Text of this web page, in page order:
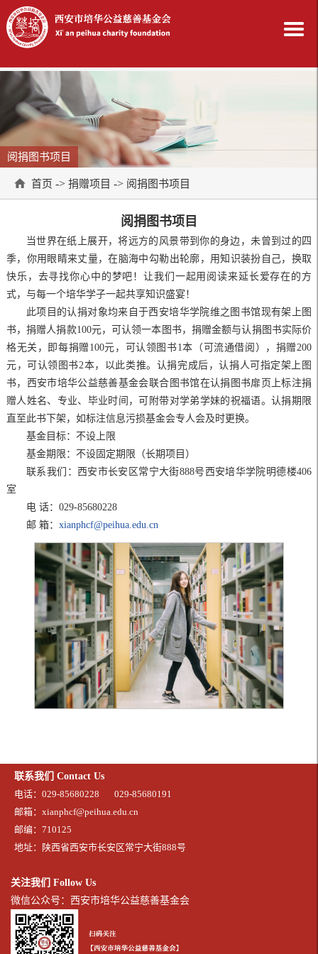
阅捐图书项目
首页 -> 捐赠项目 -> 阅捐图书项目
阅捐图书项目
当世界在纸上展开，将远方的风景带到你的身边，未曾到过的四
季，你用眼睛来丈量，在脑海中勾勒出轮廓，用知识装扮自己，换取
快乐，去寻找你心中的梦吧！让我们一起用阅读来延长爱存在的方
式，与每一个培华学子一起共享知识盛宴！
此项目的认捐对象均来自于西安培华学院维之图书馆现有架上图
书，捐赠人捐款100元，可认领一本图书，捐赠金额与认捐图书实际价
格无关，即每捐赠100元，可认领图书1本（可流通借阅），捐赠200
元，可认领图书2本，以此类推。认捐完成后，认捐人可指定架上图
书，西安市培华公益慈善基金会联合图书馆在认捐图书扉页上标注捐
赠人姓名、专业、毕业时间，可附带对学弟学妹的祝福语。认捐期限
直至此书下架，如标注信息污损基金会专人会及时更换。
基金目标：不设上限
基金期限：不设固定期限（长期项目）
联系我们：西安市长安区常宁大街888号西安培华学院明德楼406
室
电 话：029-85680228
邮 箱： xianphcf@peihua.edu.cn
联系我们 Contact Us
电话：029-85680228
029-85680191
邮箱：xianphcf@peihua.edu.cn
邮编：710125
地址：陕西省西安市长安区常宁大街888号
关注我们 Follow Us
微信公众号：西安市培华公益慈善基金会